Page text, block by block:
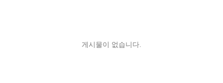
게시물이 없습니다.